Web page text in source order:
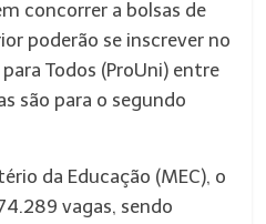
concorrer a bolsas de
poderão se inscrever no
Todos (ProUni) entre
são para o segundo
da Educação (MEC), o
vagas, sendo